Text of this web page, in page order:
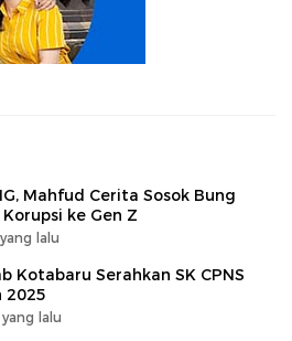
Mahfud Cerita Sosok Bung
ke Gen Z
lalu
Kotabaru Serahkan SK CPNS
2025
lalu